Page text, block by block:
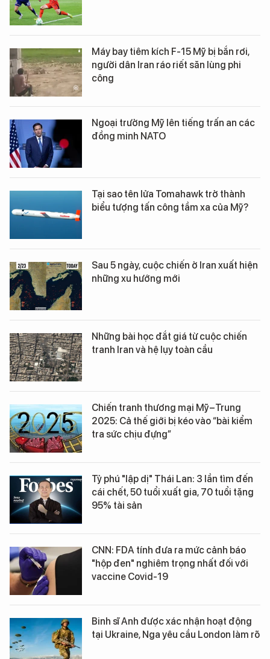
Máy bay tiêm kích F-15 Mỹ bị bắn rơi,
người dân Iran ráo riết săn lùng phi
công
Ngoại trưởng Mỹ lên tiếng trấn an các
đồng minh NATO
Tại sao tên lửa Tomahawk trở thành
biểu tượng tấn công tầm xa của Mỹ?
Sau 5 ngày, cuộc chiến ở Iran xuất hiện
những xu hướng mới
Những bài học đắt giá từ cuộc chiến
tranh Iran và hệ lụy toàn cầu
Chiến tranh thương mại Mỹ–Trung
2025: Cả thế giới bị kéo vào “bài kiểm
tra sức chịu đựng”
Tỷ phú "lập dị" Thái Lan: 3 lần tìm đến
cái chết, 50 tuổi xuất gia, 70 tuổi tặng
95% tài sản
CNN: FDA tính đưa ra mức cảnh báo
"hộp đen" nghiêm trọng nhất đối với
vaccine Covid-19
Binh sĩ Anh được xác nhận hoạt động
tại Ukraine, Nga yêu cầu London làm rõ